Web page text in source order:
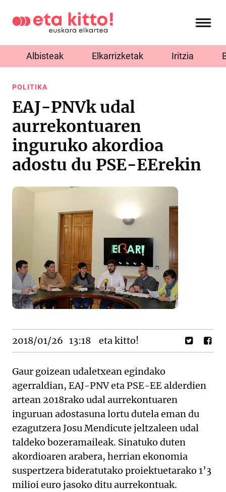
Albisteak Elkarrizketak Iritzia
POLITIKA
EAJ-PNVk udal
aurrekontuaren
inguruko akordioa
adostu du PSE-EErekin
2018/01/26 13:18 eta kitto!
Gaur goizean udaletxean egindako
agerraldian, EAJ-PNV eta PSE-EE alderdien
artean 2018rako udal aurrekontuaren
inguruan adostasuna lortu dutela eman du
ezagutzera Josu Mendicute jeltzaleen udal
taldeko bozeramaileak. Sinatuko duten
akordioaren arabera, herrian ekonomia
suspertzera bideratutako proiektuetarako 1’3
milioi euro jasoko ditu aurrekontuak.